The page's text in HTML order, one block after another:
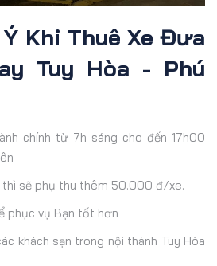
Khi Thuê Xe Đưa
Tuy Hòa - Phú
chính từ 7h sáng cho đến 17h00
sẽ phụ thu thêm 50.000 đ/xe.
phục vụ Bạn tốt hơn
khách sạn trong nội thành Tuy Hòa